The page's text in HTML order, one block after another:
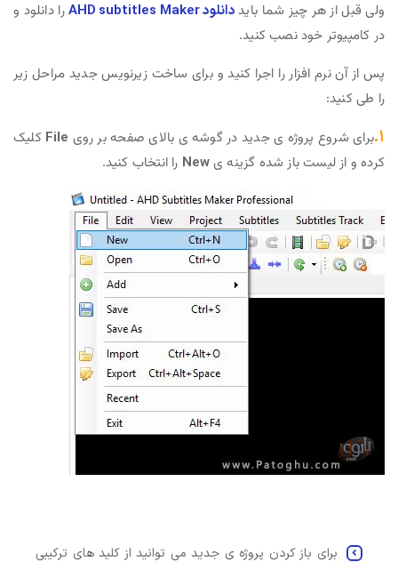
ولی قبل از هر چیز شما بایددانلود AHD subtitles Maker
را دانلود و
در کامپیوتر خود نصب کنید.
پس از آن نرم افزار را اجرا کنید و برای ساخت زیرنویس جدید مراحل زیر
را طی کنید:
۱. برای شروع پروژه ی جدید در گوشه ی بالای صفحه بر روی File کلیک
کرده و از لیست باز شده گزینه یNew را انتخاب کنید.
برای باز کردن پروژه ی جدید می توانید از کلید های ترکیبی